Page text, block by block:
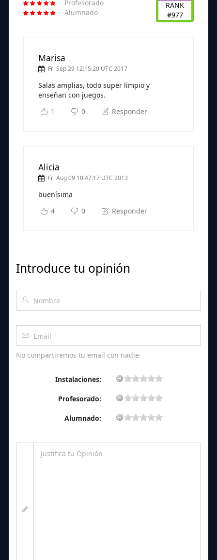
Profesorado
Alumnado
RANK
#977
Marisa
Fri Sep 29 12:15:20 UTC 2017
Salas amplias, todo super limpio y
enseñan con juegos.
1
0 Responder
Alicia
Fri Aug 09 10:47:17 UTC 2013
buenísima
4
0 Responder
Introduce tu opinión
No compartiremos tu email con nadie
Instalaciones:
Profesorado:
Alumnado: